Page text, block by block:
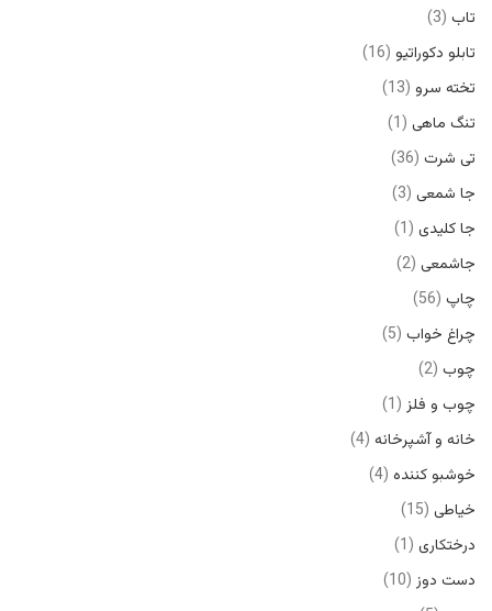
تاب 3
تابلو دکوراتیو 16
تخته سرو 13
تنگ ماهی 1
تی شرت 36
جا شمعی 3
جا کلیدی 1
جاشمعی 2
چاپ 56
چراغ خواب 5
چوب 2
چوب و فلز 1
خانه و آشپرخانه 4
خوشبو کننده 4
خیاطی 15
درختکاری 1
دست دوز 10